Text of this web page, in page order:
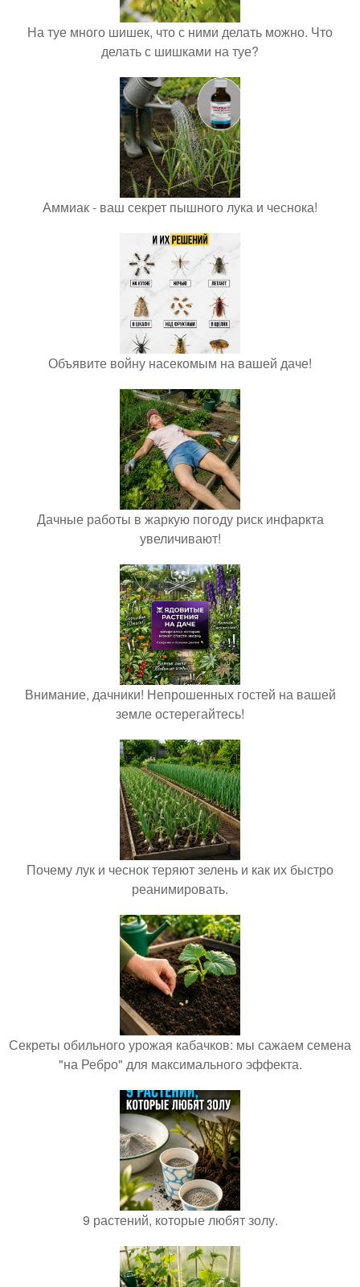
На туе много шишек, что с ними делать можно. Что
делать с шишками на туе?
Аммиак - ваш секрет пышного лука и чеснока!
Объявите войну насекомым на вашей даче!
Дачные работы в жаркую погоду риск инфаркта
увеличивают!
Внимание, дачники! Непрошенных гостей на вашей
земле остерегайтесь!
Почему лук и чеснок теряют зелень и как их быстро
реанимировать.
Секреты обильного урожая кабачков: мы сажаем семена
"на Ребро" для максимального эффекта.
9 растений, которые любят золу.